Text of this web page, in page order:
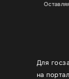
Для
на